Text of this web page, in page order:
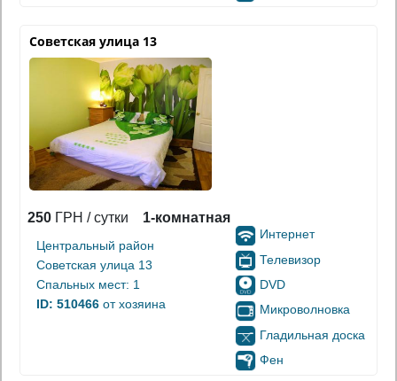
Советская улица 13
250 ГРН / сутки 1-комнатная
Центральный район
Советская улица 13
Спальных мест: 1
ID: 510466 от хозяина
Интернет
Телевизор
DVD
Микроволновка
Гладильная доска
Фен